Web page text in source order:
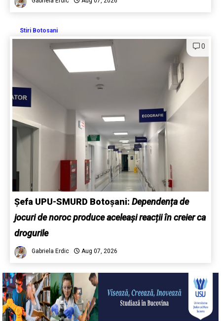
Stiri Botosani
0
Șefa UPU-SMURD Botoșani: Dependența de
jocuri de noroc produce aceleași reacții în creier ca
drogurile
Gabriela Erdic Aug 07, 2026